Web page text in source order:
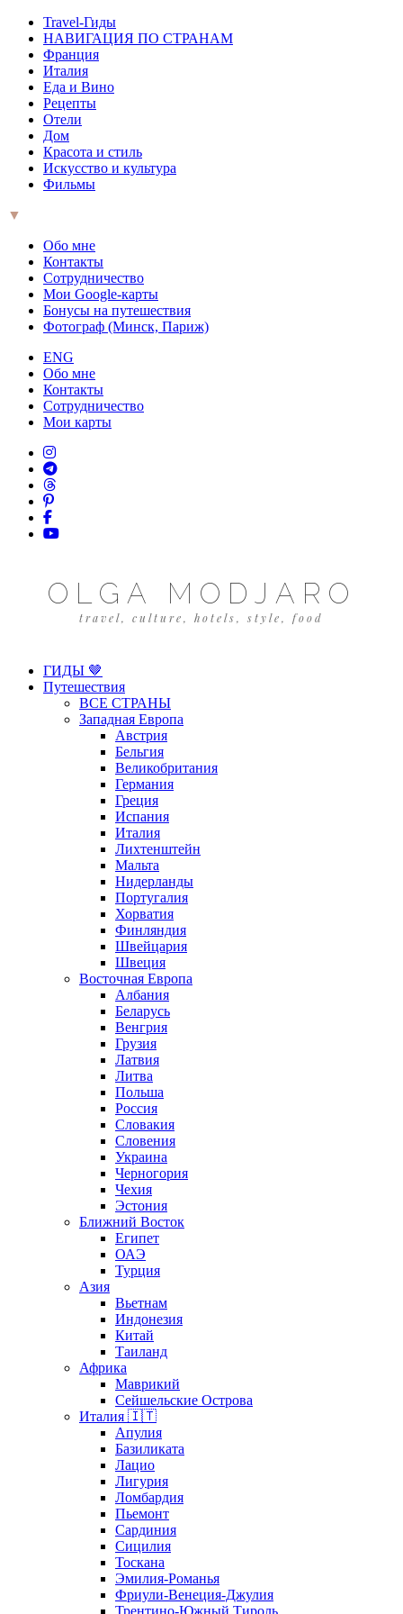
Travel-Гиды
НАВИГАЦИЯ ПО СТРАНАМ
Франция
Италия
Еда и Вино
Рецепты
Отели
Дом
Красота и стиль
Искусство и культура
Фильмы
▼
Обо мне
Контакты
Сотрудничество
Мои Google-карты
Бонусы на путешествия
Фотограф (Минск, Париж)
ENG
Обо мне
Контакты
Сотрудничество
Мои карты
OLGA MODJARO
travel, culture, hotels, style, food
ГИДЫ 🤎
Путешествия
ВСЕ СТРАНЫ
Западная Европа
Австрия
Бельгия
Великобритания
Германия
Греция
Испания
Италия
Лихтенштейн
Мальта
Нидерланды
Португалия
Хорватия
Финляндия
Швейцария
Швеция
Восточная Европа
Албания
Беларусь
Венгрия
Грузия
Латвия
Литва
Польша
Россия
Словакия
Словения
Украина
Черногория
Чехия
Эстония
Ближний Восток
Египет
ОАЭ
Турция
Азия
Вьетнам
Индонезия
Китай
Таиланд
Африка
Маврикий
Сейшельские Острова
Италия 🇮🇹
Апулия
Базиликата
Лацио
Лигурия
Ломбардия
Пьемонт
Сардиния
Сицилия
Тоскана
Эмилия-Романья
Фриули-Венеция-Джулия
Трентино-Южный Тироль